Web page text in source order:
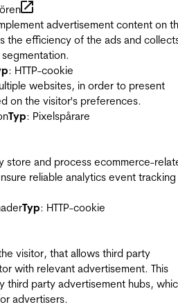
advertisement content on
the efficiency of the ads and
: HTTP-cookie
websites, in order to present
on the visitor's preferences.
Typ: Pixelspårare
store and process ecommerce-
reliable analytics event tracking
Typ: HTTP-cookie
visitor, that allows third party
with relevant advertisement. This
third party advertisement hubs,
advertisers.